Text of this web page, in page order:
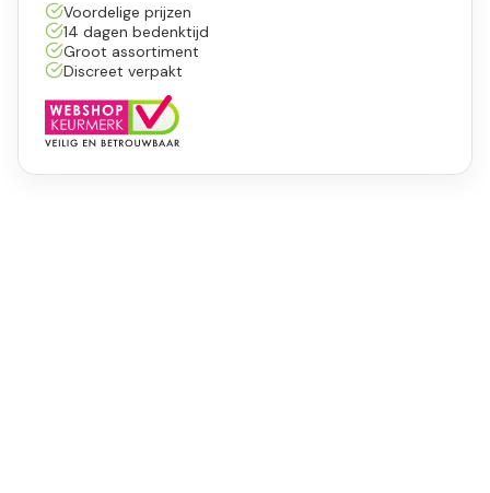
Voordelige prijzen
14 dagen bedenktijd
Groot assortiment
Discreet verpakt